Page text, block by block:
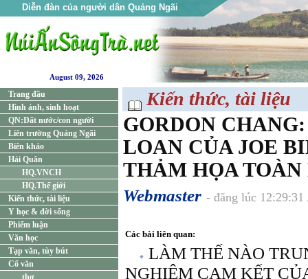
Diễn đàn của người dân Quảng Ngãi
August 09, 2026
Trang đầu
Hình ảnh, sinh hoạt
QN:Đất nước/con người
Liên trường Quảng Ngãi
Biên khảo
Hải Quân
HQ.VNCH
HQ.Thế giới
Kiến thức, tài liệu
Y học & đời sống
Phiếm luận
Văn học
Tạp văn, tùy bút
Cổ văn
thơ
Kiến thức, tài liệu
GORDON
LOAN CỦA JOE
THẢM HỌA TOÀN
Webmaster - đăng lúc
Các bài liên quan:
LÀM THẾ NÀO
NGHIỆM CAM KẾT